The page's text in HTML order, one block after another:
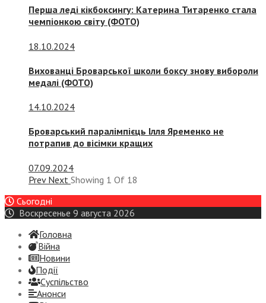
Перша леді кікбоксингу: Катерина Титаренко стала
чемпіонкою світу (ФОТО)
18.10.2024
Вихованці Броварської школи боксу знову вибороли
медалі (ФОТО)
14.10.2024
Броварський паралімпієць Ілля Яременко не
потрапив до вісімки кращих
07.09.2024
Prev Next Showing 1 Of 18
Сьогодні
Воскресенье 9 августа 2026
Головна
Війна
Новини
Події
Суспiльство
Анонси